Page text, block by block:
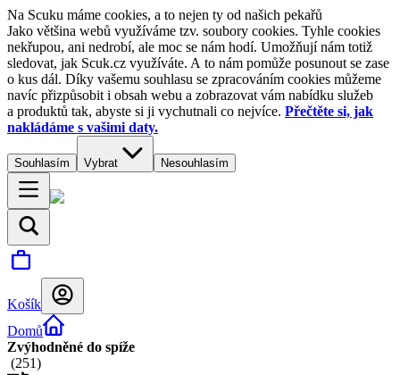
Na Scuku máme cookies, a to nejen ty od našich pekařů
Jako většina webů využíváme tzv. soubory cookies. Tyhle cookies
nekřupou, ani nedrobí, ale moc se nám hodí. Umožňují nám totiž
sledovat, jak Scuk.cz využíváte. A to nám pomůže posunout se zase
o kus dál. Díky vašemu souhlasu se zpracováním cookies můžeme
navíc přizpůsobit i obsah webu a zobrazovat vám nabídku služeb
a produktů tak, abyste si ji vychutnali co nejvíce. Přečtěte si, jak
nakládáme s vašimi daty.
Souhlasím Vybrat Nesouhlasím
Košík
Domů
Zvýhodněné do spíže
(251)